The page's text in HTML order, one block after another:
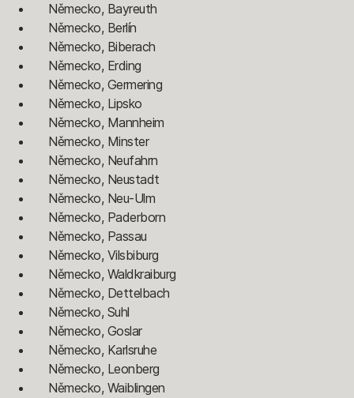
Německo, Bayreuth
Německo, Berlín
Německo, Biberach
Německo, Erding
Německo, Germering
Německo, Lipsko
Německo, Mannheim
Německo, Minster
Německo, Neufahrn
Německo, Neustadt
Německo, Neu-Ulm
Německo, Paderborn
Německo, Passau
Německo, Vilsbiburg
Německo, Waldkraiburg
Německo, Dettelbach
Německo, Suhl
Německo, Goslar
Německo, Karlsruhe
Německo, Leonberg
Německo, Waiblingen